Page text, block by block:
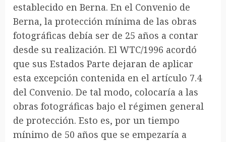
establecido en Berna. En el Convenio de
Berna, la protección mínima de las obras
fotográficas debía ser de 25 años a contar
desde su realización. El WTC/1996 acordó
que sus Estados Parte dejaran de aplicar
esta excepción contenida en el artículo 7.4
del Convenio. De tal modo, colocaría a las
obras fotográficas bajo el régimen general
de protección. Esto es, por un tiempo
mínimo de 50 años que se empezaría a